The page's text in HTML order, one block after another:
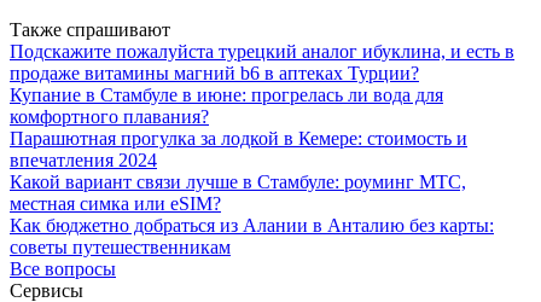
Также спрашивают
Подскажите пожалуйста турецкий аналог ибуклина, и есть в
продаже витамины магний b6 в аптеках Турции?
Купание в Стамбуле в июне: прогрелась ли вода для
комфортного плавания?
Парашютная прогулка за лодкой в Кемере: стоимость и
впечатления 2024
Какой вариант связи лучше в Стамбуле: роуминг МТС,
местная симка или eSIM?
Как бюджетно добраться из Алании в Анталию без карты:
советы путешественникам
Все вопросы
Сервисы